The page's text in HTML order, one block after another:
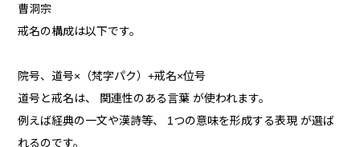
曹洞宗
戒名の構成は以下です。
院号、道号×（梵字パク）+戒名×位号
道号と戒名は、 関連性のある言葉 が使われます。
例えば経典の一文や漢詩等、 1つの意味を形成する表現 が選ば
れるのです。